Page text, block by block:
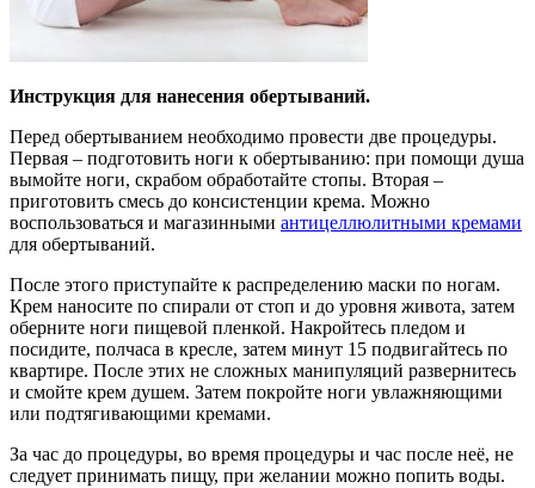
Инструкция для нанесения обертываний.
Перед обертыванием необходимо провести две процедуры.
Первая – подготовить ноги к обертыванию: при помощи душа
вымойте ноги, скрабом обработайте стопы. Вторая –
приготовить смесь до консистенции крема. Можно
воспользоваться и магазинными антицеллюлитными кремами
для обертываний.
После этого приступайте к распределению маски по ногам.
Крем наносите по спирали от стоп и до уровня живота, затем
оберните ноги пищевой пленкой. Накройтесь пледом и
посидите, полчаса в кресле, затем минут 15 подвигайтесь по
квартире. После этих не сложных манипуляций развернитесь
и смойте крем душем. Затем покройте ноги увлажняющими
или подтягивающими кремами.
За час до процедуры, во время процедуры и час после неё, не
следует принимать пищу, при желании можно попить воды.